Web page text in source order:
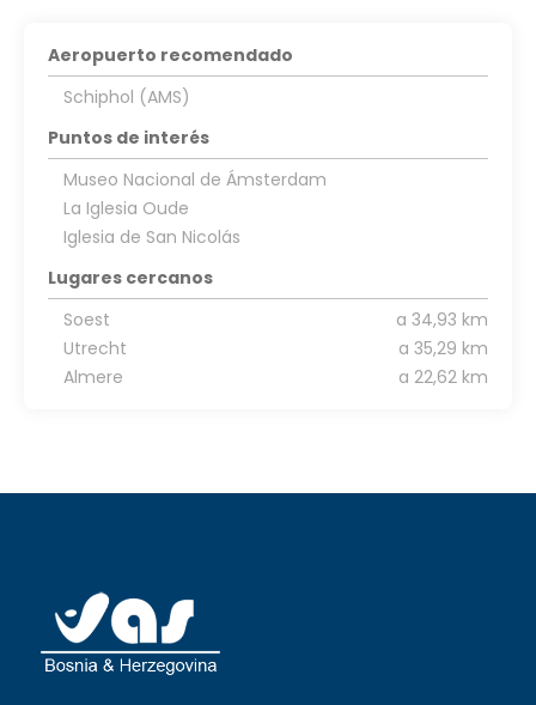
Aeropuerto recomendado
Schiphol (AMS)
Puntos de interés
Museo Nacional de Ámsterdam
La Iglesia Oude
Iglesia de San Nicolás
Lugares cercanos
Soest
a 34,93 km
Utrecht
a 35,29 km
Almere
a 22,62 km